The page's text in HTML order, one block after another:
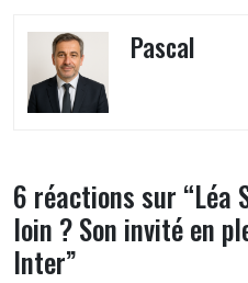
Pascal
6 réactions sur “Léa
loin ? Son invité en
Inter”